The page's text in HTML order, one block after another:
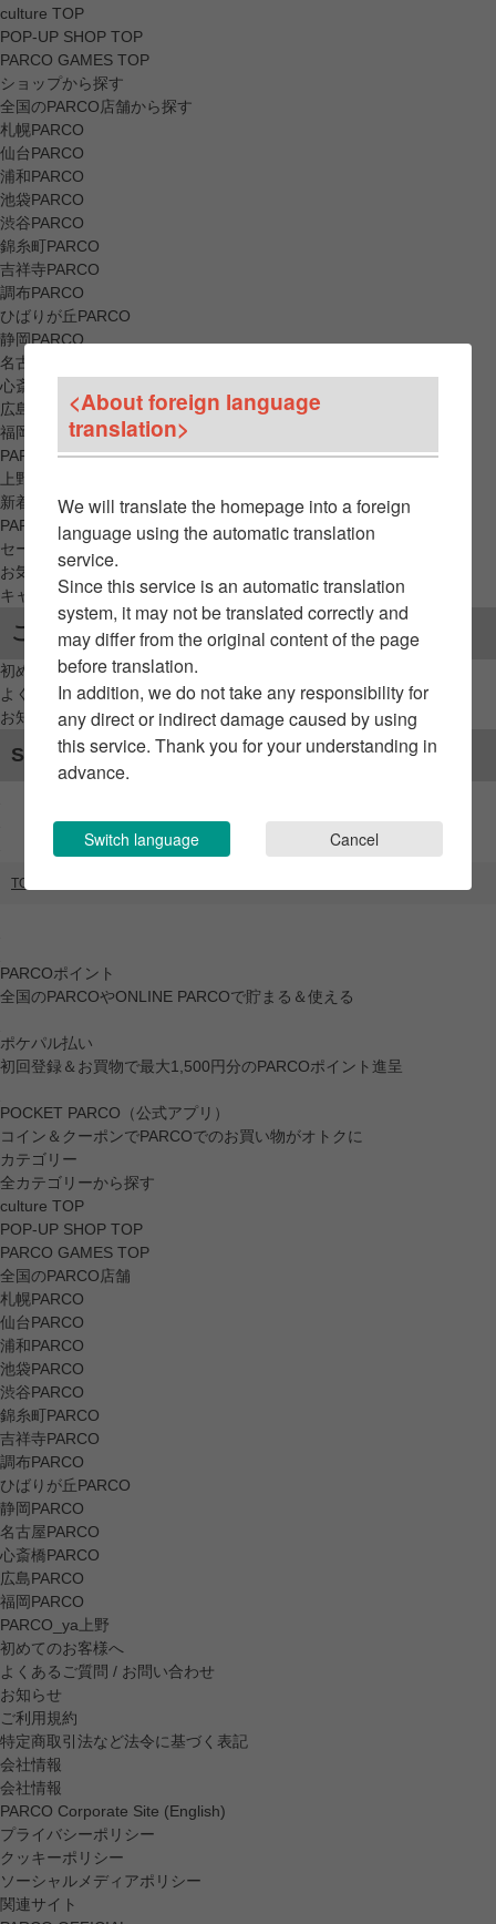
culture TOP
POP-UP SHOP TOP
PARCO GAMES TOP
ショップから探す
全国のPARCO店舗から探す
札幌PARCO
仙台PARCO
浦和PARCO
池袋PARCO
渋谷PARCO
錦糸町PARCO
吉祥寺PARCO
調布PARCO
ひばりが丘PARCO
静岡PARCO
名古屋PARCO
心斎橋PARCO
広島PARCO
福岡PARCO
PARCO_ya
上野
新着アイテムから探す
PARCO限定アイテムから探す
セールアイテムから探す
お気に入りから探す
キャンペーン/クーポン対象から探す
ご利用案内
初めてのお客様へ
よくあるご質問 / お問い合わせ
お知らせ
SNSアカウント
TOP
PARCOポイント
全国のPARCOやONLINE PARCOで貯まる＆使える
ポケパル払い
初回登録＆お買物で最大1,500円分のPARCOポイント進呈
POCKET PARCO（公式アプリ）
コイン＆クーポンでPARCOでのお買い物がオトクに
カテゴリー
全カテゴリーから探す
culture TOP
POP-UP SHOP TOP
PARCO GAMES TOP
全国のPARCO店舗
札幌PARCO
仙台PARCO
浦和PARCO
池袋PARCO
渋谷PARCO
錦糸町PARCO
吉祥寺PARCO
調布PARCO
ひばりが丘PARCO
静岡PARCO
名古屋PARCO
心斎橋PARCO
広島PARCO
福岡PARCO
PARCO_ya上野
初めてのお客様へ
よくあるご質問 / お問い合わせ
お知らせ
ご利用規約
特定商取引法など法令に基づく表記
会社情報
会社情報
PARCO Corporate Site (English)
プライバシーポリシー
クッキーポリシー
ソーシャルメディアポリシー
関連サイト
<About foreign language
translation>
We will translate the homepage into a foreign
language using the automatic translation
service.
Since this service is an automatic translation
system, it may not be translated correctly and
may differ from the original content of the page
before translation.
In addition, we do not take any responsibility for
any direct or indirect damage caused by using
this service. Thank you for your understanding in
advance.
Switch language Cancel